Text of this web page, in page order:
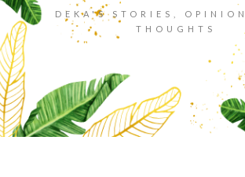
DEKA'S STORIES,
THOUGHTS